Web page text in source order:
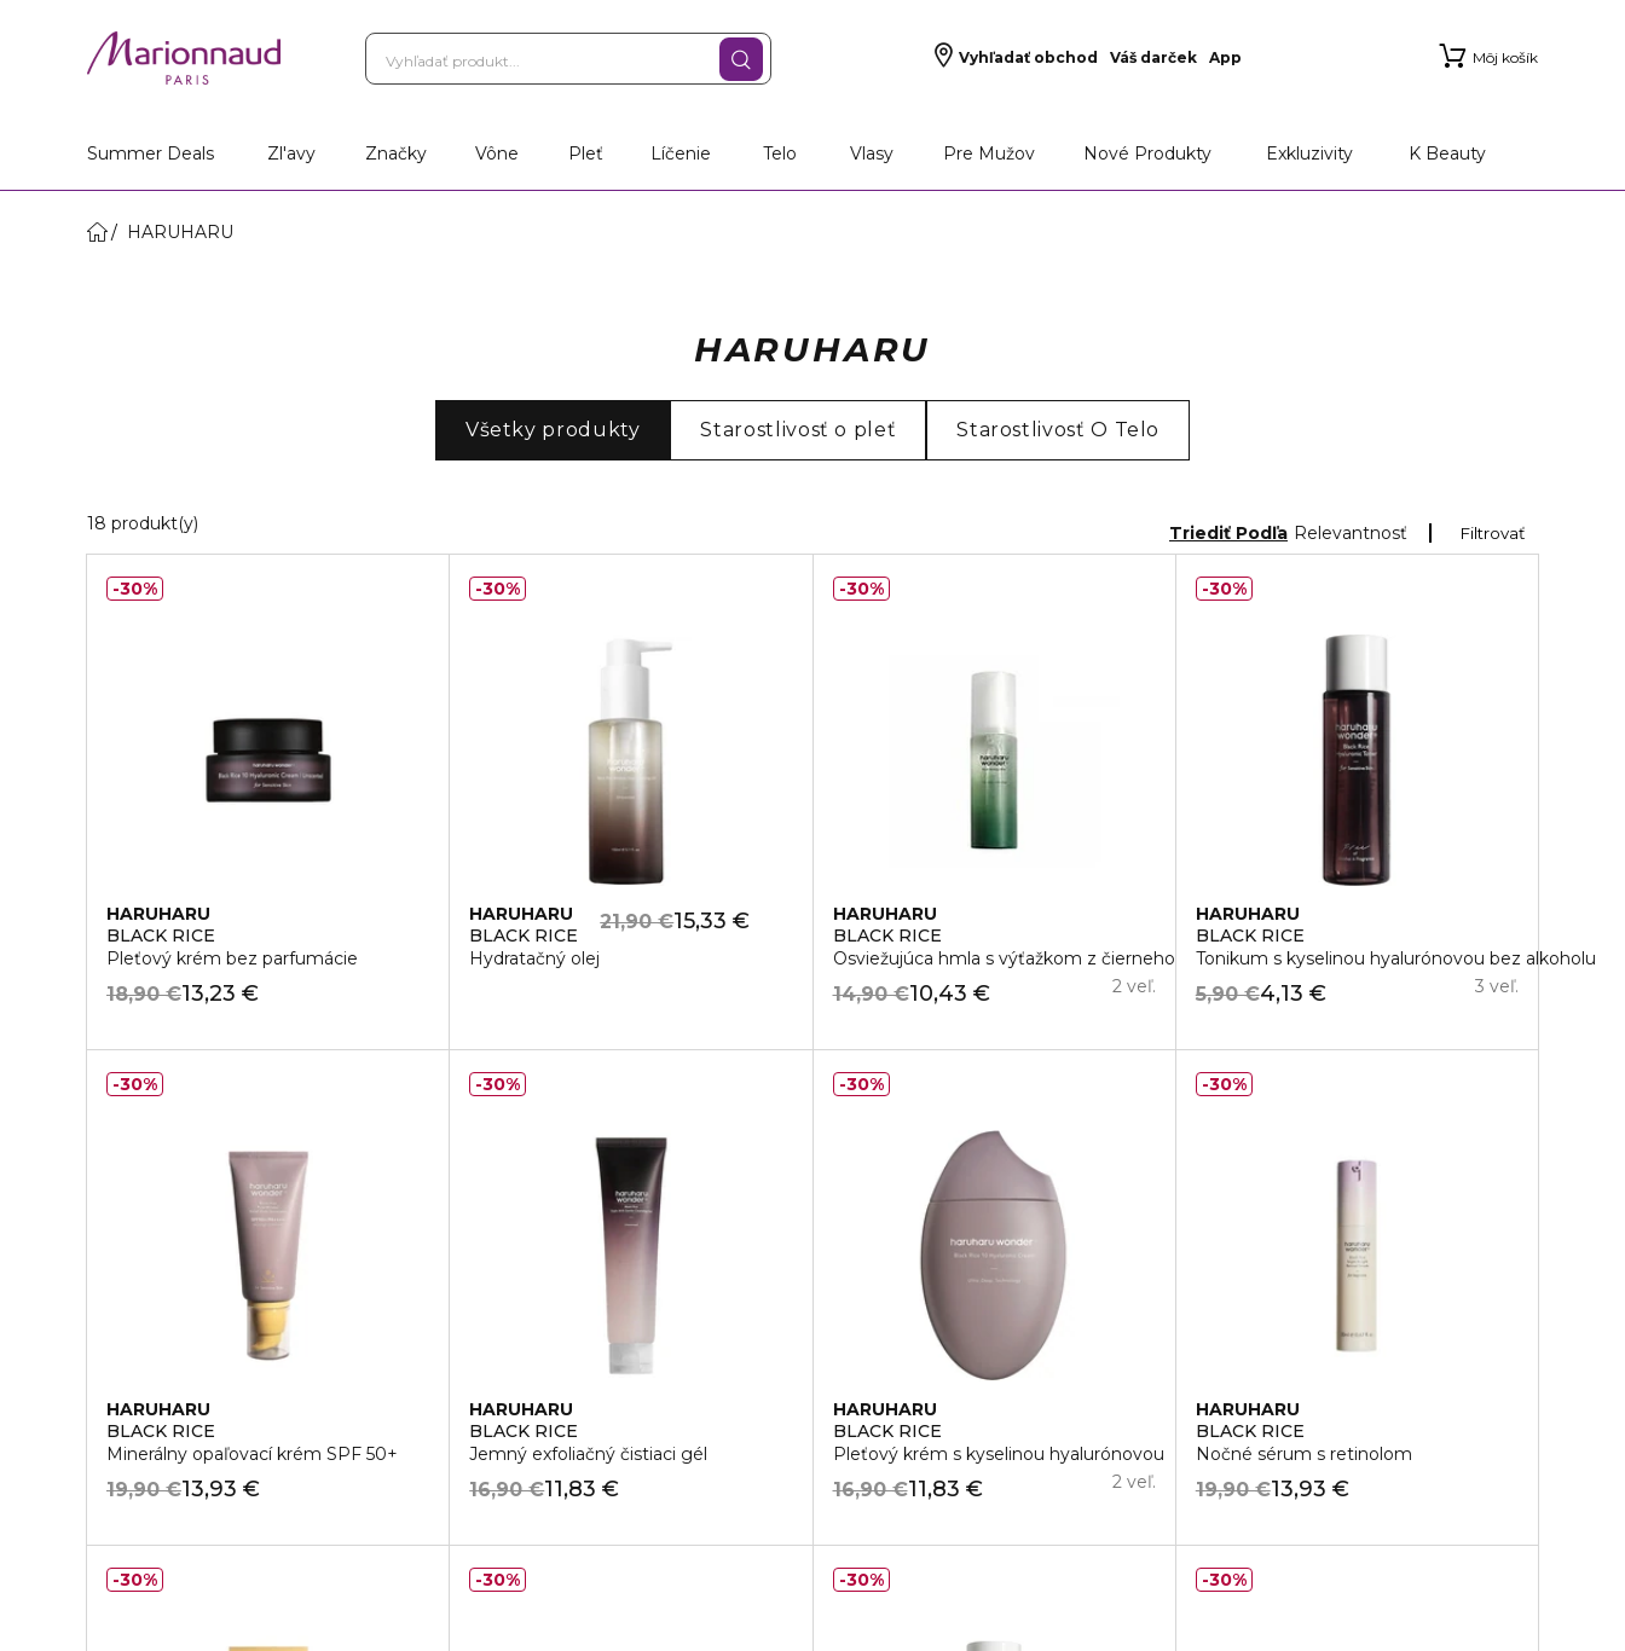
Vyhľadať obchod Váš darček App Môj košík
Summer Deals Zl'avy Značky Vône Pleť Líčenie Telo Vlasy Pre Mužov Nové Produkty Exkluzivity K Beauty
HARUHARU
HARUHARU
Všetky produkty Starostlivosť o pleť Starostlivosť O Telo
18 produkt(y) Filtrovať
Triediť Podľa Relevantnosť
HARUHARU
BLACK RICE
Pleťový krém bez parfumácie
13,23 €
18,90 €
30%
HARUHARU
BLACK RICE
Hydratačný olej
15,33 €
21,90 €
30%
HARUHARU
BLACK RICE
Osviežujúca hmla s výťažkom z čierneho bambusu
10,43 €
14,90 € 2 veľ.
30%
HARUHARU
BLACK RICE
Tonikum s kyselinou hyalurónovou bez alkoholu
4,13 €
5,90 € 3 veľ.
30%
HARUHARU
BLACK RICE
Minerálny opaľovací krém SPF 50+
13,93 €
19,90 €
30%
HARUHARU
BLACK RICE
Jemný exfoliačný čistiaci gél
11,83 €
16,90 €
30%
HARUHARU
BLACK RICE
Pleťový krém s kyselinou hyalurónovou
11,83 €
16,90 € 2 veľ.
30%
HARUHARU
BLACK RICE
Nočné sérum s retinolom
13,93 €
19,90 €
30%
30% 30% 30% 30%